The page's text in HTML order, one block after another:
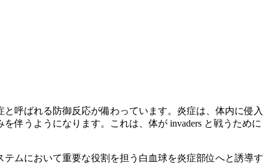
と呼ばれる防御反応が備わっています。炎症は、体内に侵入
伴うようになります。これは、体が invaders と戦うために
ムにおいて重要な役割を担う白血球を炎症部位へと誘導す